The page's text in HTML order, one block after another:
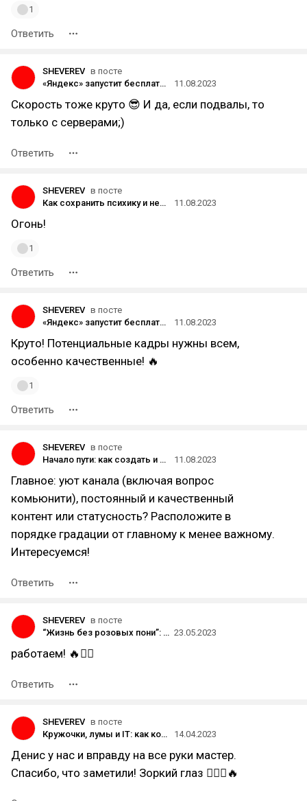
1
Ответить
SHEVEREV в посте
«Яндекс» запустит бесплатный курс для подготовки школьников 6-11 классов к олимпиадам по программированию
11.08.2023
Скорость тоже круто 😎 И да, если подвалы, то
только с серверами;)
Ответить
SHEVEREV в посте
Как сохранить психику и нервы в эру роботов и ИИ
11.08.2023
Огонь!
1
Ответить
SHEVEREV в посте
«Яндекс» запустит бесплатный курс для подготовки школьников 6-11 классов к олимпиадам по программированию
11.08.2023
Круто! Потенциальные кадры нужны всем,
особенно качественные! 🔥
1
Ответить
SHEVEREV в посте
Начало пути: как создать и развивать Telegram-канал, или зачем стремиться к первым 1000 подписчикам
11.08.2023
Главное: уют канала (включая вопрос
комьюнити), постоянный и качественный
контент или статусность? Расположите в
порядке градации от главному к менее важному.
Интересуемся!
Ответить
SHEVEREV в посте
“Жизнь без розовых пони”: как мы делали дизайн для дистанционной системы обучения 23.05.2023
работаем! 🔥✌🏼
Ответить
SHEVEREV в посте
Кружочки, лумы и IT: как коммуницировать с заказчиками честно, прозрачно и без проблем. Советуем, шерим, отчитываемся
14.04.2023
Денис у нас и вправду на все руки мастер.
Спасибо, что заметили! Зоркий глаз 🙋🏻‍♂️🔥